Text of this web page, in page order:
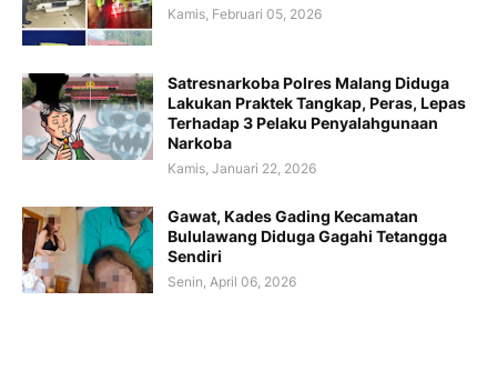
Kamis, Februari 05, 2026
Satresnarkoba Polres Malang Diduga
Lakukan Praktek Tangkap, Peras, Lepas
Terhadap 3 Pelaku Penyalahgunaan
Narkoba
Kamis, Januari 22, 2026
Gawat, Kades Gading Kecamatan
Bululawang Diduga Gagahi Tetangga
Sendiri
Senin, April 06, 2026